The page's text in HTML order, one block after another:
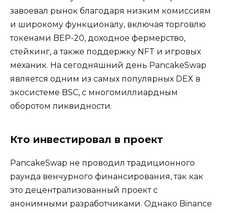
завоевал рынок благодаря низким комиссиям
и широкому функционалу, включая торговлю
токенами BEP-20, доходное фермерство,
стейкинг, а также поддержку NFT и игровых
механик. На сегодняшний день PancakeSwap
является одним из самых популярных DEX в
экосистеме BSC, с многомиллиардным
оборотом ликвидности.
Кто инвестировал в проект
PancakeSwap не проводил традиционного
раунда венчурного финансирования, так как
это децентрализованный проект с
анонимными разработчиками. Однако Binance